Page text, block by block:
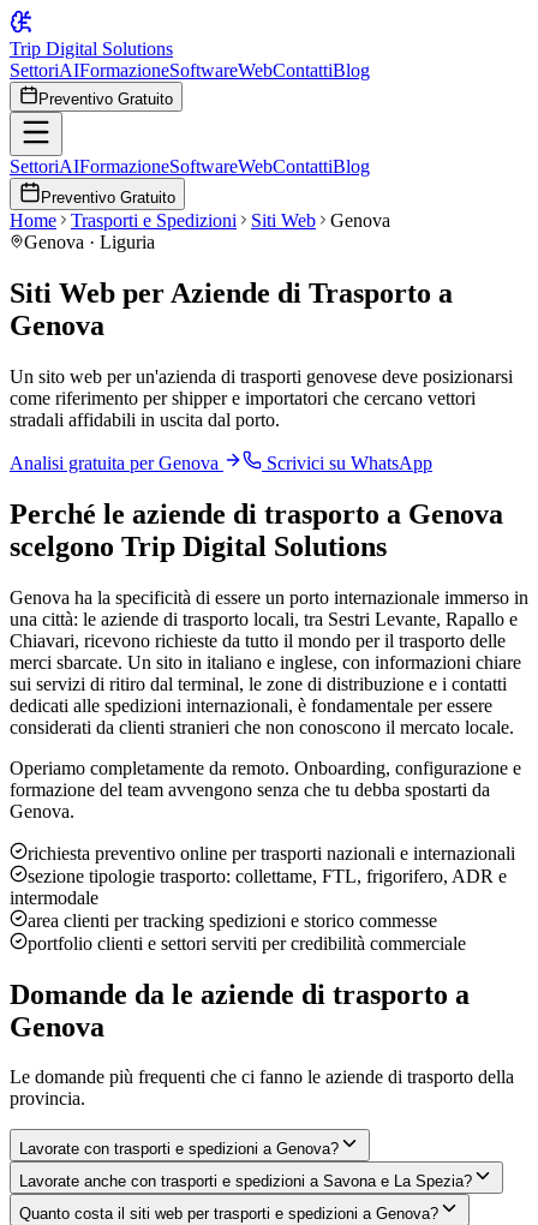
Trip Digital Solutions
SettoriAIFormazioneSoftwareWebContattiBlog
Preventivo Gratuito
SettoriAIFormazioneSoftwareWebContattiBlog
Preventivo Gratuito
Home Trasporti e Spedizioni Siti Web
Genova
Genova · Liguria
Siti Web per Aziende di Trasporto a
Genova
Un sito web per un'azienda di trasporti genovese deve posizionarsi
come riferimento per shipper e importatori che cercano vettori
stradali affidabili in uscita dal porto.
Analisi gratuita perGenova Scrivici su WhatsApp
Perché le aziende di trasporto a Genova
scelgono Trip Digital Solutions
Genova ha la specificità di essere un porto internazionale immerso in
una città: le aziende di trasporto locali, tra Sestri Levante, Rapallo e
Chiavari, ricevono richieste da tutto il mondo per il trasporto delle
merci sbarcate. Un sito in italiano e inglese, con informazioni chiare
sui servizi di ritiro dal terminal, le zone di distribuzione e i contatti
dedicati alle spedizioni internazionali, è fondamentale per essere
considerati da clienti stranieri che non conoscono il mercato locale.
Operiamo completamente da remoto. Onboarding, configurazione e
formazione del team avvengono senza che tu debba spostarti da
Genova.
richiesta preventivo online per trasporti nazionali e internazionali
sezione tipologie trasporto: collettame, FTL, frigorifero, ADR e
intermodale
area clienti per tracking spedizioni e storico commesse
portfolio clienti e settori serviti per credibilità commerciale
Domande da le aziende di trasporto a
Genova
Le domande più frequenti che ci fanno le aziende di trasporto della
provincia.
Lavorate con trasporti e spedizioni a Genova?
Lavorate anche con trasporti e spedizioni a Savona e La Spezia?
Quanto costa il siti web per trasporti e spedizioni a Genova?